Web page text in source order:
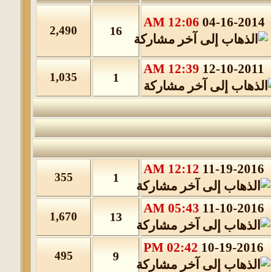
04-16-2014
12:06 AM
16
2,490
12-10-2011
12:39 AM
1
1,035
11-19-2016
12:12 AM
1
355
11-10-2016
05:43 AM
13
1,670
10-19-2016
02:42 PM
9
495